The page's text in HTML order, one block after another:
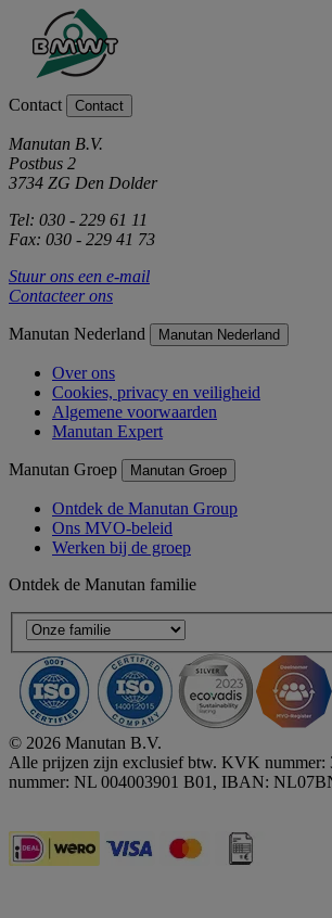
Contact Contact
Manutan B.V.
Postbus 2
3734 ZG Den Dolder
Tel: 030 - 229 61 11
Fax: 030 - 229 41 73
Stuur ons een e-mail
Contacteer ons
Manutan Nederland Manutan Nederland
Over ons
Cookies, privacy en veiligheid
Algemene voorwaarden
Manutan Expert
Manutan Groep Manutan Groep
Ontdek de Manutan Group
Ons MVO-beleid
Werken bij de groep
Ontdek de Manutan familie
© 2026 Manutan B.V.
Alle prijzen zijn exclusief btw. KVK nummer:
nummer: NL 004003901 B01, IBAN: